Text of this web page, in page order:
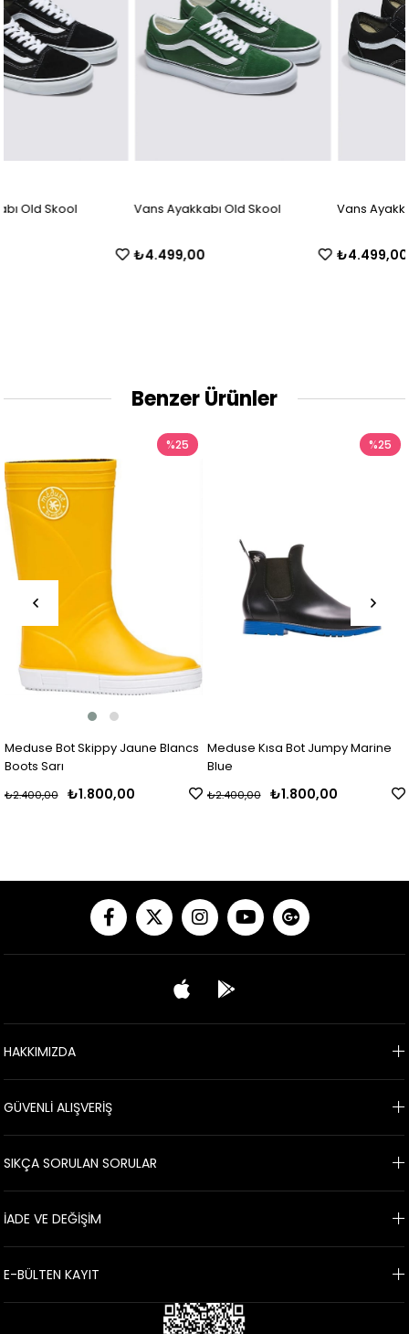
Vans Ayakkabı Old Skool Vans Ayakkabı Old Skool
Benzer Ürünler
Meduse Bot Skippy Jaune Blancs
Boots Sarı
₺1.800,00
₺2.400,00
%25
Meduse Kısa Bot Jumpy Marine
Blue
₺1.800,00
₺2.400,00
%25
HAKKIMIZDA
GÜVENLİ ALIŞVERİŞ
SIKÇA SORULAN SORULAR
İADE VE DEĞİŞİM
E-BÜLTEN KAYIT